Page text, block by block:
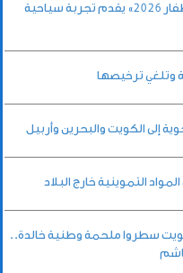
الطبيعة تروي حكاية التراث.. و«خريف ظفار 2026» يقدم تجربة سياحية
وتلغي ترخيصها
إلى الكويت والبحرين وأربيل
التموينية خارج البلاد
سطروا ملحمة وطنية خالدة..